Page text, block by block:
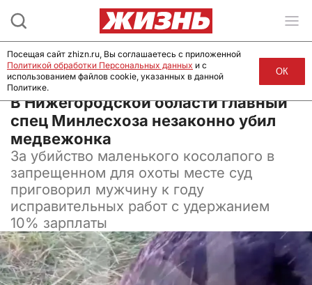
06 июня 2024, 15:00
В Нижегородской области главный
спец Минлесхоза незаконно убил
медвежонка
За убийство маленького косолапого в
запрещенном для охоты месте суд
приговорил мужчину к году
исправительных работ с удержанием
10% зарплаты
Посещая сайт zhizn.ru, Вы соглашаетесь с приложенной
Политикой обработки Персональных данных и с
использованием файлов cookie, указанных в данной
Политике.
ОК